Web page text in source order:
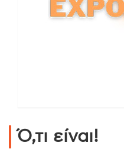
Ό,τι είναι!